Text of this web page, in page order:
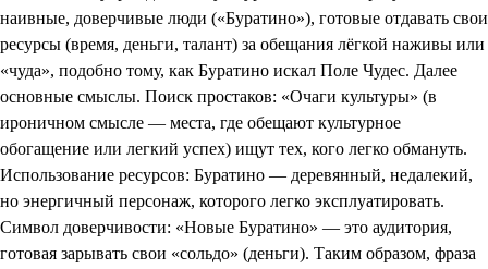
наивные, доверчивые люди («Буратино»), готовые отдавать свои
ресурсы (время, деньги, талант) за обещания лёгкой наживы или
«чуда», подобно тому, как Буратино искал Поле Чудес. Далее
основные смыслы. Поиск простаков: «Очаги культуры» (в
ироничном смысле — места, где обещают культурное
обогащение или легкий успех) ищут тех, кого легко обмануть.
Использование ресурсов: Буратино — деревянный, недалекий,
но энергичный персонаж, которого легко эксплуатировать.
Символ доверчивости: «Новые Буратино» — это аудитория,
готовая зарывать свои «сольдо» (деньги). Таким образом, фраза